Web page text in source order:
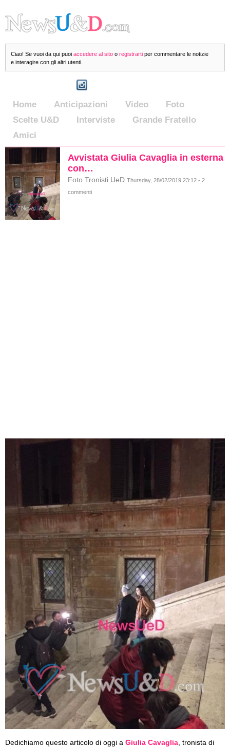
Ciao! Se vuoi da qui puoi accedere al sito o registrarti per commentare le notizie
e interagire con gli altri utenti.
Home Anticipazioni Video
Foto
Scelte U&D
Interviste
Grande Fratello
Amici
Avvistata Giulia Cavaglia in esterna
con…
Foto Tronisti UeD Thursday, 28/02/2019 23:12 - 2
commenti
Dedichiamo questo articolo di oggi a Giulia Cavaglia , tronista di